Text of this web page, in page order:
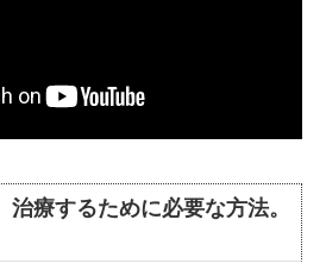
治療するために必要な方法。